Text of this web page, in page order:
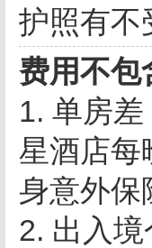
护照有不
费用不包
1. 单房
星酒店每
身意外保
2. 出入